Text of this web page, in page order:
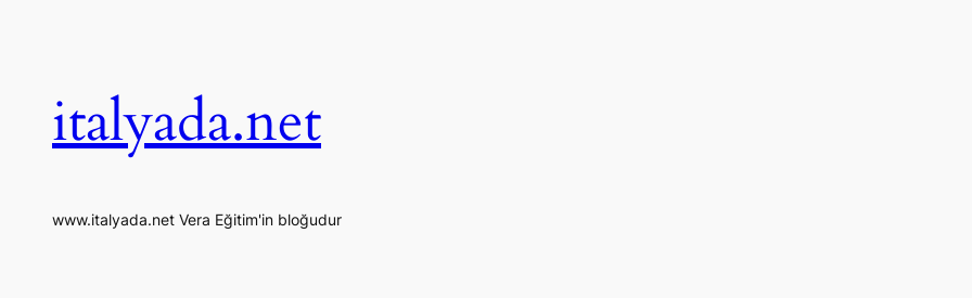
italyada.net
www.italyada.net Vera Eğitim'in bloğudur